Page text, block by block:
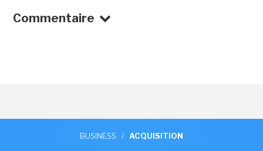
Commentaire
BUSINESS / ACQUISITION